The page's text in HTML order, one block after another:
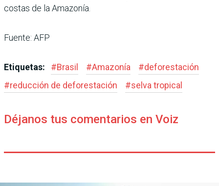
costas de la Amazonía.
Fuente: AFP
Etiquetas: #Brasil #Amazonía #deforestación
#reducción de deforestación #selva tropical
Déjanos tus comentarios en Voiz